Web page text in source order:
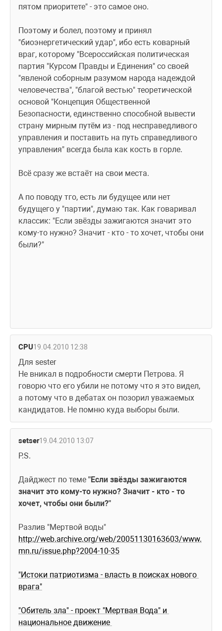
пятом приоритете" - это самое оно.
Поэтому и болел, поэтому и принял
"биоэнергетический удар", ибо есть коварный
враг, которому "Всероссийская политическая
партия "Курсом Правды и Единения" со своей
"явленой соборным разумом народа надеждой
человечества", "благой вестью" теоретической
основой "Концепция Общественной
Безопасности, единственно способной вывести
страну мирным путём из - под несправедливого
управления и поставить на путь справедливого
управления" всегда была как кость в горле.
Всё сразу же встаёт на свои места.
А по поводу тго, есть ли будущее или нет
будущего у "партии", думаю так. Как говаривал
классик: "Если звёзды зажигаются значит это
кому-то нужно? Значит - кто - то хочет, чтобы они
были?"
CPU19.04.2010 12:38
Для sester
Не вникал в подробности смерти Петрова. Я
говорю что его убили не потому что я это видел,
а потому что в дебатах он позорил уважаемых
кандидатов. Не помню куда выборы были.
setser19.04.2010 13:07
P.S.
Дайджест по теме "Если звёзды зажигаются
значит это кому-то нужно? Значит - кто - то
хочет, чтобы они были?"
Разлив "Мертвой воды"
http://web.archive.org/web/20051130163603/www.
mn.ru/issue.php?2004-10-35
"Истоки патриотизма - власть в поисках нового
врага"
"Обитель зла" - проект "Мертвая Вода" и
национальное движение